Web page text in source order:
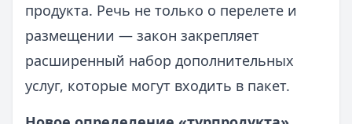
продукта. Речь не только о перелете и
размещении — закон закрепляет
расширенный набор дополнительных
услуг, которые могут входить в пакет.